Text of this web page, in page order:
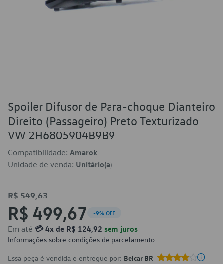
Spoiler Difusor de Para-choque Dianteiro
Direito (Passageiro) Preto Texturizado
VW 2H6805904B9B9
Compatibilidade: Amarok
Unidade de venda: Unitário(a)
R$ 549,63
R$ 499,67 -9% OFF
Em até 💳 4x de R$ 124,92 sem juros
Informações sobre condições de parcelamento
Essa peça é vendida e entregue por: Belcar BR